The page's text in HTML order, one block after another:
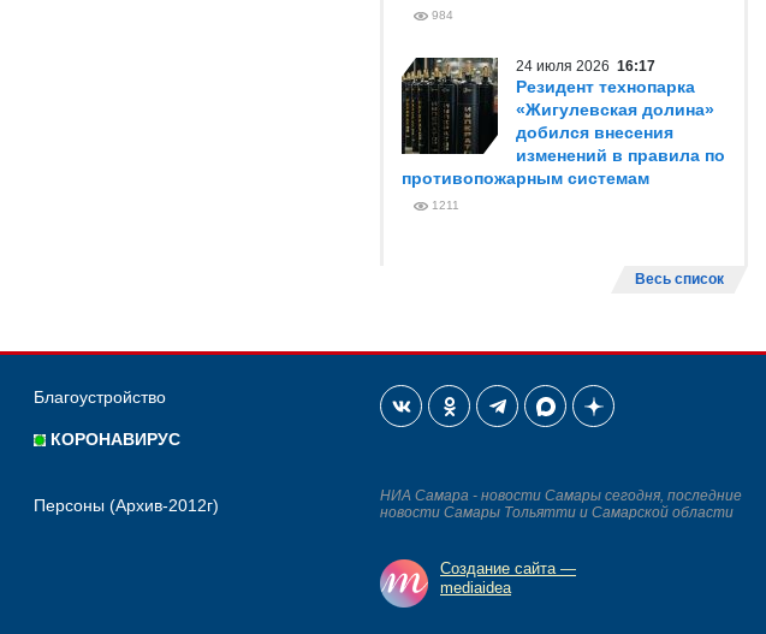
984
24 июля 2026 16:17
Резидент технопарка
«Жигулевская долина»
добился внесения
изменений в правила по
противопожарным системам
1211
Весь список
Благоустройство
КОРОНАВИРУС
Персоны (Архив-2012г)
НИА Самара - новости Самары сегодня, последние
новости Самары Тольятти и Самарской области
Создание сайта —
mediaidea